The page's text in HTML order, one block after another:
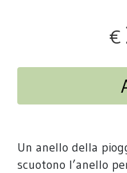
€
Un anello della
scuotono l’anello